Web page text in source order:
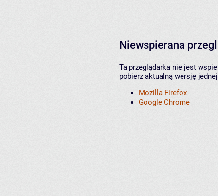
Niewspierana
Ta przeglądarka nie jest
pobierz aktualną wersję
Mozilla Firefox
Google Chrome